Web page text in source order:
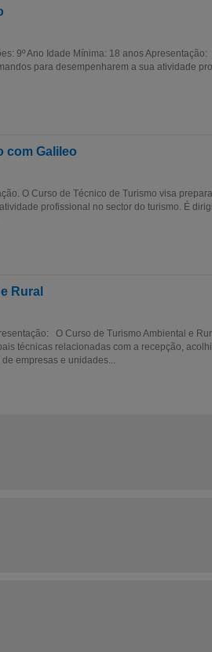
9º Ano Idade Mínima: 18 anos
para desempenharem a sua atividade
com Galileo
O Curso de Técnico de Turismo visa
profissional no sector do turismo. É
Rural
O Curso de Turismo Ambiental e
técnicas relacionadas com a recepção,
empresas e unidades...